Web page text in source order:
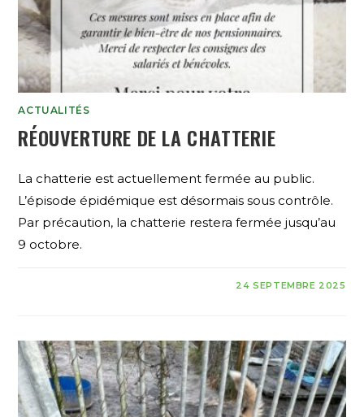
ACTUALITÉS
RÉOUVERTURE DE LA CHATTERIE
La chatterie est actuellement fermée au public.
L’épisode épidémique est désormais sous contrôle.
Par précaution, la chatterie restera fermée jusqu’au
9 octobre.
24 SEPTEMBRE 2025